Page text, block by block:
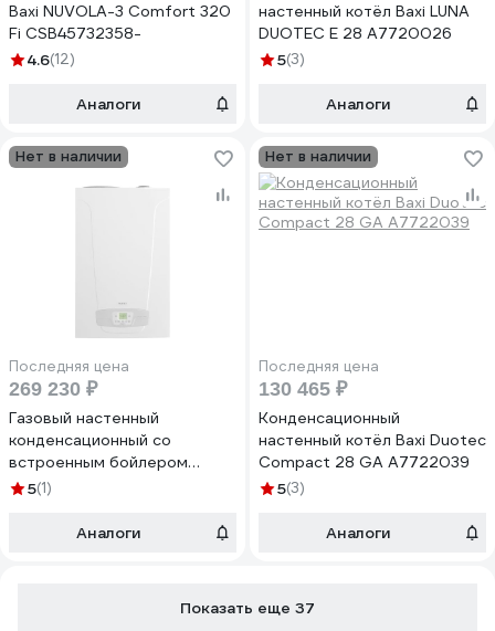
Baxi NUVOLA-3 Comfort 320
Fi CSB45732358-
4.6(12)
Аналоги
настенный котёл Baxi LUNA
DUOTEC E 28 A7720026
5(3)
Аналоги
Нет в наличии
Последняя цена
269 230 ₽
Газовый настенный
конденсационный со
встроенным бойлером
котел Baxi NUVOLA DUO-
5(1)
Аналоги
Нет в наличии
Последняя цена
130 465 ₽
Конденсационный
настенный котёл Baxi Duotec
Compact 28 GA A7722039
5(3)
Аналоги
Показать еще 37